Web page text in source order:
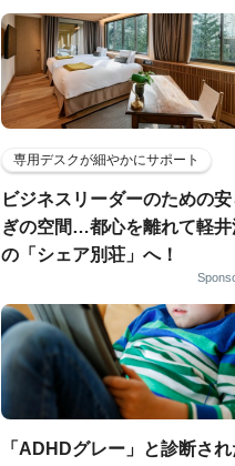
専用デスクが細やかにサポート
ビジネスリーダーのための安
ぎの空間…都心を離れて軽井
の「シェア別荘」へ！
「ADHDグレー」と診断され